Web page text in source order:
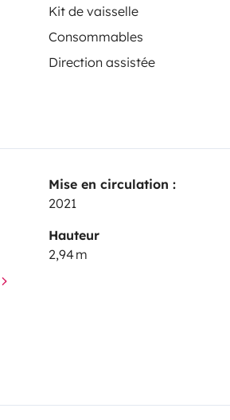
Kit de vaisselle
Consommables
Direction assistée
Mise en circulation :
2021
Hauteur
2,94 m